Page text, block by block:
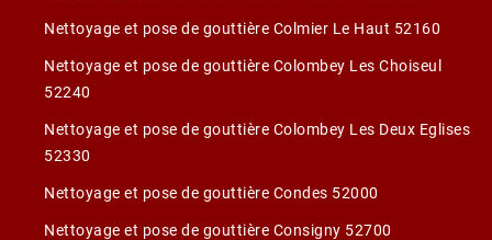
Nettoyage et pose de gouttière Colmier Le Haut 52160
Nettoyage et pose de gouttière Colombey Les Choiseul
52240
Nettoyage et pose de gouttière Colombey Les Deux Eglises
52330
Nettoyage et pose de gouttière Condes 52000
Nettoyage et pose de gouttière Consigny 52700